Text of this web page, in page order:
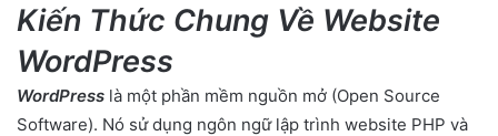
Kiến Thức Chung Về Website
WordPress
WordPress là một phần mềm nguồn mở (Open Source
Software). Nó sử dụng ngôn ngữ lập trình website PHP và